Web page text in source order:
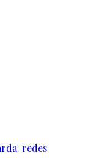
redes